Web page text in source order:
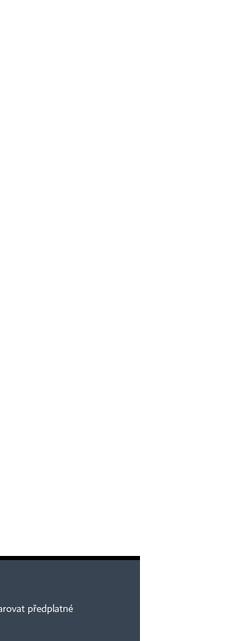
předplatné